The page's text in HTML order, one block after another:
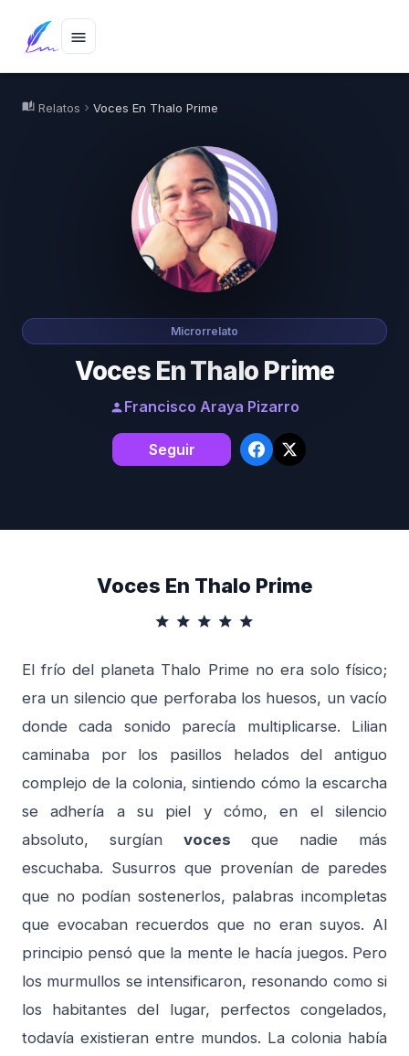
menu
auto_stories Relatos chevron_right Voces En Thalo Prime
Microrrelato
Voces En Thalo Prime
personFrancisco Araya Pizarro
Seguir
Voces En Thalo Prime
star star star star star
El frío del planeta Thalo Prime no era solo físico;
era un silencio que perforaba los huesos, un vacío
donde cada sonido parecía multiplicarse. Lilian
caminaba por los pasillos helados del antiguo
complejo de la colonia, sintiendo cómo la escarcha
se adhería a su piel y cómo, en el silencio
absoluto, surgían voces que nadie más
escuchaba. Susurros que provenían de paredes
que no podían sostenerlos, palabras incompletas
que evocaban recuerdos que no eran suyos. Al
principio pensó que la mente le hacía juegos. Pero
los murmullos se intensificaron, resonando como si
los habitantes del lugar, perfectos congelados,
todavía existieran entre mundos. La colonia había